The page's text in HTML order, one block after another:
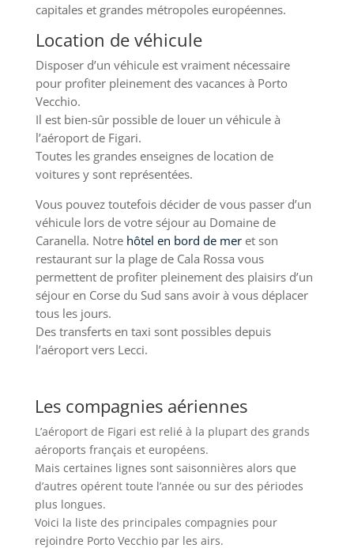
capitales et grandes métropoles européennes.
Location de véhicule
Disposer d’un véhicule est vraiment nécessaire
pour profiter pleinement des vacances à Porto
Vecchio.
Il est bien-sûr possible de louer un véhicule à
l’aéroport de Figari.
Toutes les grandes enseignes de location de
voitures y sont représentées.
Vous pouvez toutefois décider de vous passer d’un
véhicule lors de votre séjour au Domaine de
Caranella. Notre hôtel en bord de meret son
restaurant sur la plage de Cala Rossa vous
permettent de profiter pleinement des plaisirs d’un
séjour en Corse du Sud sans avoir à vous déplacer
tous les jours.
Des transferts en taxi sont possibles depuis
l’aéroport vers Lecci.
Les compagnies aériennes
L’aéroport de Figari est relié à la plupart des grands
aéroports français et européens.
Mais certaines lignes sont saisonnières alors que
d’autres opérent toute l’année ou sur des périodes
plus longues.
Voici la liste des principales compagnies pour
rejoindre Porto Vecchio par les airs.